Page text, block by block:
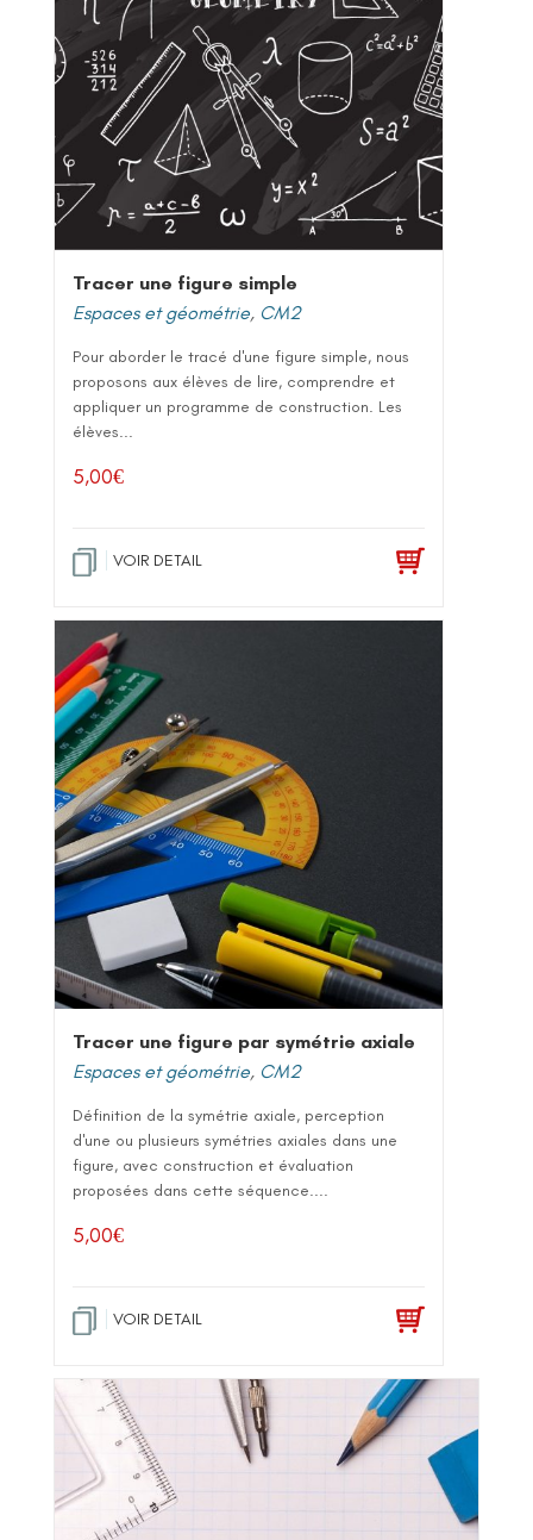
Tracer une figure simple
Espaces et géométrie, CM2
Pour aborder le tracé d'une figure simple, nous
proposons aux élèves de lire, comprendre et
appliquer un programme de construction. Les
élèves...
5,00€
VOIR DETAIL
Tracer une figure par symétrie axiale
Espaces et géométrie, CM2
Définition de la symétrie axiale, perception
d'une ou plusieurs symétries axiales dans une
figure, avec construction et évaluation
proposées dans cette séquence....
5,00€
VOIR DETAIL